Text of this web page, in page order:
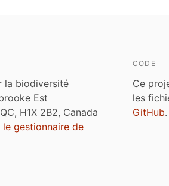
la biodiversité
Est
H1X 2B2, Canada
gestionnaire de
CODE
Ce
les
GitHub.